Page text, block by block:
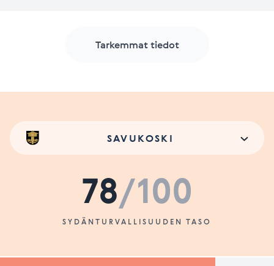
Tarkemmat tiedot
SAVUKOSKI
78/100
SYDÄNTURVALLISUUDEN TASO